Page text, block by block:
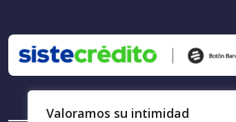
Valoramos su intimidad